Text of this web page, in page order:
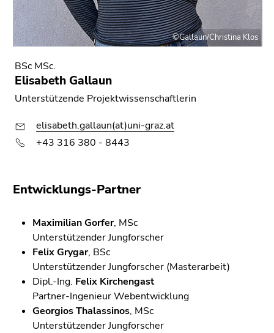
©Gallaun/Christina Klos
BSc MSc.
Elisabeth Gallaun
Unterstützende Projektwissenschaftlerin
elisabeth.gallaun(at)uni-graz.at
+43 316 380 - 8443
Entwicklungs-Partner
Maximilian Gorfer, MSc
Unterstützender Jungforscher
Felix Grygar, BSc
Unterstützender Jungforscher (Masterarbeit)
Dipl.-Ing. Felix Kirchengast
Partner-Ingenieur Webentwicklung
Georgios Thalassinos, MSc
Unterstützender Jungforscher